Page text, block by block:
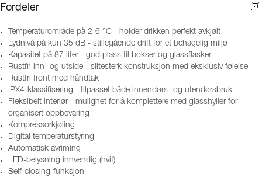
Fordeler
Temperaturområde på 2-6 °C - holder drikken perfekt avkjølt
Lydnivå på kun 35 dB - stillegående drift for et behagelig miljø
Kapasitet på 87 liter - god plass til bokser og glassflasker
Rustfri inn- og utside - slitesterk konstruksjon med eksklusiv følelse
Rustfri front med håndtak
IPX4-klassifisering - tilpasset både innendørs- og utendørsbruk
Fleksibelt interiør - mulighet for å komplettere med glasshyller for
organisert oppbevaring
Kompressorkjøling
Digital temperaturstyring
Automatisk avriming
LED-belysning innvendig (hvit)
Self-closing-funksjon